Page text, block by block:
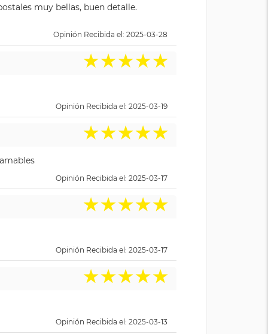
muy bellas, buen detalle.
Opinión Recibida el: 2025-03-28
★★★★★
Opinión Recibida el: 2025-03-19
★★★★★
Opinión Recibida el: 2025-03-17
★★★★★
Opinión Recibida el: 2025-03-17
★★★★★
Opinión Recibida el: 2025-03-13